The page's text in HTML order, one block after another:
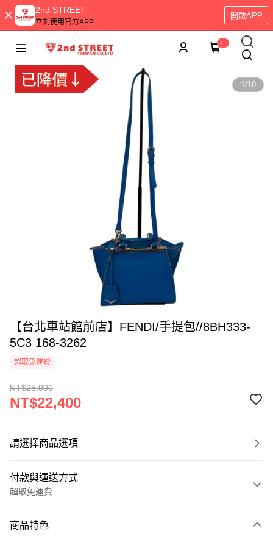
2nd STREET
立刻使用官方APP
開啟APP
0
1/10
【台北車站館前店】FENDI/手提包//8BH333-
5C3 168-3262
超取免運費
NT$28,000
NT$22,400
請選擇商品選項
付款與運送方式
超取免運費
信用卡一次付款
商品特色